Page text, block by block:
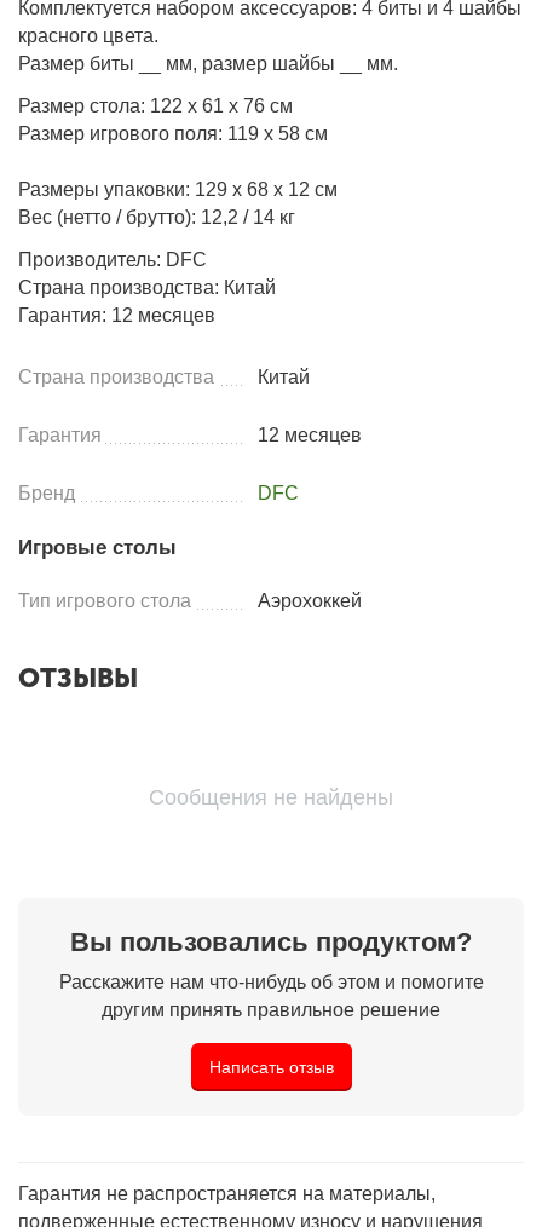
Комплектуется набором аксессуаров: 4 биты и 4 шайбы
красного цвета.
Размер биты __ мм, размер шайбы __ мм.
Размер стола: 122 х 61 х 76 см
Размер игрового поля: 119 х 58 см
Размеры упаковки: 129 х 68 х 12 см
Вес (нетто / брутто): 12,2 / 14 кг
Производитель: DFC
Страна производства: Китай
Гарантия: 12 месяцев
Страна производства Китай
Гарантия 12 месяцев
Бренд DFC
Игровые столы
Тип игрового стола Аэрохоккей
ОТЗЫВЫ
Сообщения не найдены
Вы пользовались продуктом?
Расскажите нам что-нибудь об этом и помогите
другим принять правильное решение
Написать отзыв
Гарантия не распространяется на материалы,
подверженные естественному износу и нарушения